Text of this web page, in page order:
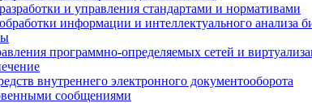
и управления стандартами и нормативами
информации и интеллектуального анализа
программно-определяемых сетей и
внутреннего электронного документооборота
сообщениями